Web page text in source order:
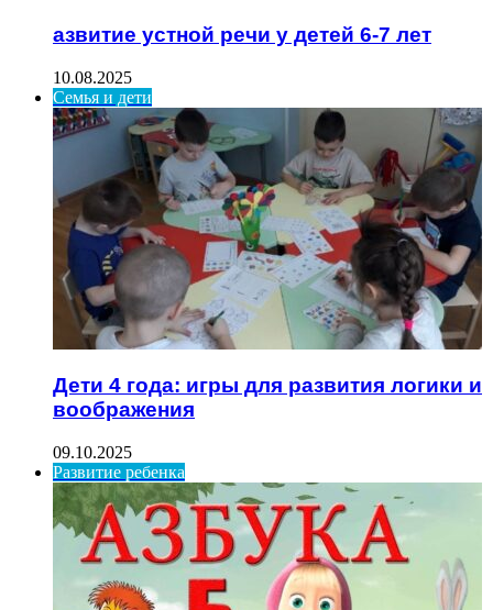
азвитие устной речи у детей 6-7 лет
10.08.2025
Семья и дети
Дети 4 года: игры для развития логики и
воображения
09.10.2025
Развитие ребенка